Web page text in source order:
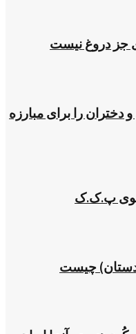
جز دروغ نیست
را برای مبارزه
سوی پ.ک.ک
چیست